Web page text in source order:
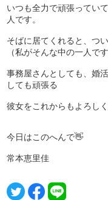
いつも全力で頑張ってい
人です。
そばに居てくれると、つ
（私がそんな中の一人です
事務屋さんとしても、婚
しても頑張る
彼女をこれからもよろし
今日はこのへんで👋
常本恵里佳